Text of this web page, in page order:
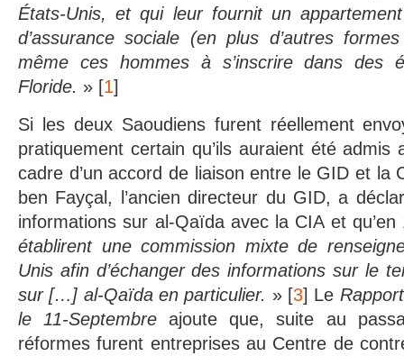
États-Unis, et qui leur fournit un
d’assurance sociale (en plus d’autres
même ces hommes à s’inscrire dans des
Floride. » [1]
Si les deux Saoudiens furent réellement
pratiquement certain qu’ils auraient été admis
cadre d’un accord de liaison entre le GID et la
ben Fayçal, l’ancien directeur du GID, a
informations sur al-Qaïda avec la CIA et
établirent une commission mixte de
Unis afin d’échanger des informations sur le
sur […] al-Qaïda en particulier. » [3] Le
le 11-Septembre ajoute que, suite au
réformes furent entreprises au Centre de